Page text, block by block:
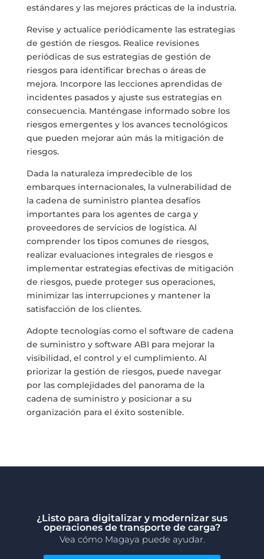
estándares y las mejores prácticas de la industria.
Revise y actualice periódicamente las estrategias
de gestión de riesgos. Realice revisiones
periódicas de sus estrategias de gestión de
riesgos para identificar brechas o áreas de
mejora. Incorpore las lecciones aprendidas de
incidentes pasados y ajuste sus estrategias en
consecuencia. Manténgase informado sobre los
riesgos emergentes y los avances tecnológicos
que pueden mejorar aún más la mitigación de
riesgos.
Dada la naturaleza impredecible de los
embarques internacionales, la vulnerabilidad de
la cadena de suministro plantea desafíos
importantes para los agentes de carga y
proveedores de servicios de logística. Al
comprender los tipos comunes de riesgos,
realizar evaluaciones integrales de riesgos e
implementar estrategias efectivas de mitigación
de riesgos, puede proteger sus operaciones,
minimizar las interrupciones y mantener la
satisfacción de los clientes.
Adopte tecnologías como el software de cadena
de suministro y software ABI para mejorar la
visibilidad, el control y el cumplimiento. Al
priorizar la gestión de riesgos, puede navegar
por las complejidades del panorama de la
cadena de suministro y posicionar a su
organización para el éxito sostenible.
¿Listo para digitalizar y modernizar sus
operaciones de transporte de carga?
Vea cómo Magaya puede ayudar.